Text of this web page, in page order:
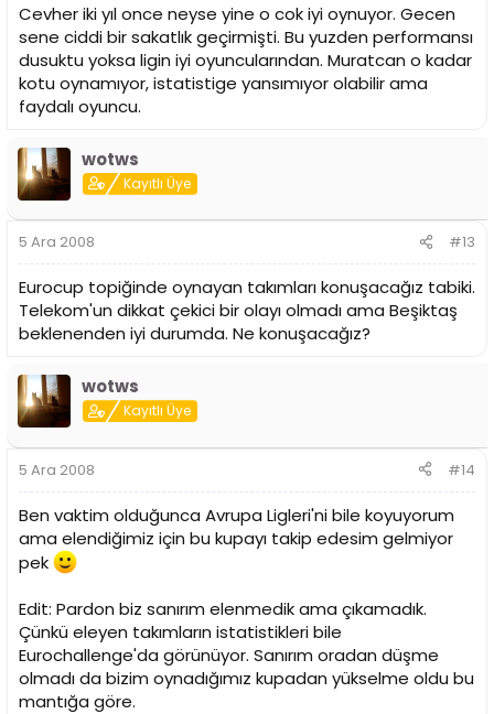
Cevher iki yıl once neyse yine o cok iyi oynuyor. Gecen
sene ciddi bir sakatlık geçirmişti. Bu yuzden performansı
dusuktu yoksa ligin iyi oyuncularından. Muratcan o kadar
kotu oynamıyor, istatistige yansımıyor olabilir ama
faydalı oyuncu.
wotws
Kayıtlı Üye
5 Ara 2008 #13
Eurocup topiğinde oynayan takımları konuşacağız tabiki.
Telekom'un dikkat çekici bir olayı olmadı ama Beşiktaş
beklenenden iyi durumda. Ne konuşacağız?
wotws
Kayıtlı Üye
5 Ara 2008 #14
Ben vaktim olduğunca Avrupa Ligleri'ni bile koyuyorum
ama elendiğimiz için bu kupayı takip edesim gelmiyor
pek
Edit: Pardon biz sanırım elenmedik ama çıkamadık.
Çünkü eleyen takımların istatistikleri bile
Eurochallenge'da görünüyor. Sanırım oradan düşme
olmadı da bizim oynadığımız kupadan yükselme oldu bu
mantığa göre.